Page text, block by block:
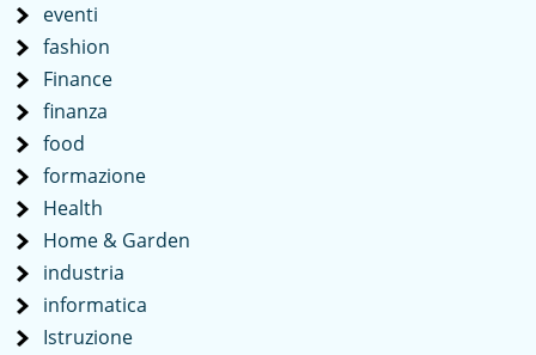
eventi
fashion
Finance
finanza
food
formazione
Health
Home & Garden
industria
informatica
Istruzione